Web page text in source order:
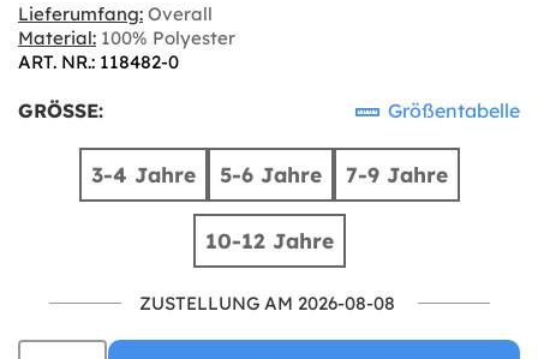
Lieferumfang: Overall
Material: 100% Polyester
ART. NR.: 118482-0
GRÖSSE: Größentabelle
3-4 Jahre 5-6 Jahre 7-9 Jahre
10-12 Jahre
ZUSTELLUNG AM 2026-08-08